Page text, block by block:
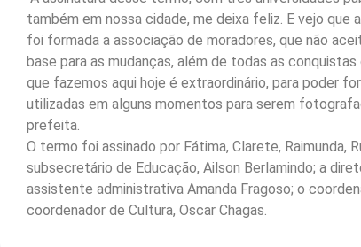
também em nossa cidade, me deixa feliz. E vejo
foi formada a associação de moradores, que não
base para as mudanças, além de todas as
que fazemos aqui hoje é extraordinário, para poder
utilizadas em alguns momentos para serem
prefeita.
O termo foi assinado por Fátima, Clarete, Raimunda,
subsecretário de Educação, Ailson Berlamindo; a
assistente administrativa Amanda Fragoso; o
coordenador de Cultura, Oscar Chagas.